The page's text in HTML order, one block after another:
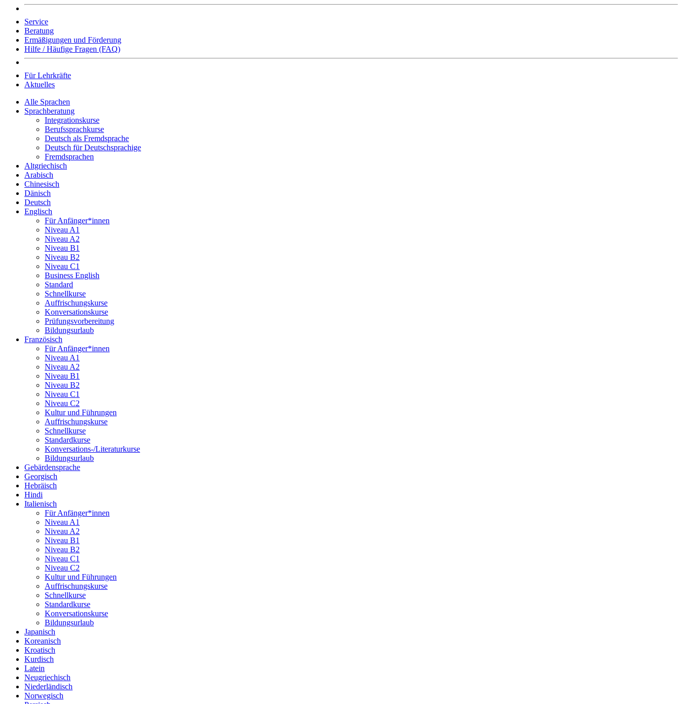
Service
Beratung
Ermäßigungen und Förderung
Hilfe / Häufige Fragen (FAQ)
Für Lehrkräfte
Aktuelles
Alle Sprachen
Sprachberatung
Integrationskurse
Berufssprachkurse
Deutsch als Fremdsprache
Deutsch für Deutschsprachige
Fremdsprachen
Altgriechisch
Arabisch
Chinesisch
Dänisch
Deutsch
Englisch
Für Anfänger*innen
Niveau A1
Niveau A2
Niveau B1
Niveau B2
Niveau C1
Business English
Standard
Schnellkurse
Auffrischungskurse
Konversationskurse
Prüfungsvorbereitung
Bildungsurlaub
Französisch
Für Anfänger*innen
Niveau A1
Niveau A2
Niveau B1
Niveau B2
Niveau C1
Niveau C2
Kultur und Führungen
Auffrischungskurse
Schnellkurse
Standardkurse
Konversations-/Literaturkurse
Bildungsurlaub
Gebärdensprache
Georgisch
Hebräisch
Hindi
Italienisch
Für Anfänger*innen
Niveau A1
Niveau A2
Niveau B1
Niveau B2
Niveau C1
Niveau C2
Kultur und Führungen
Auffrischungskurse
Schnellkurse
Standardkurse
Konversationskurse
Bildungsurlaub
Japanisch
Koreanisch
Kroatisch
Kurdisch
Latein
Neugriechisch
Niederländisch
Norwegisch